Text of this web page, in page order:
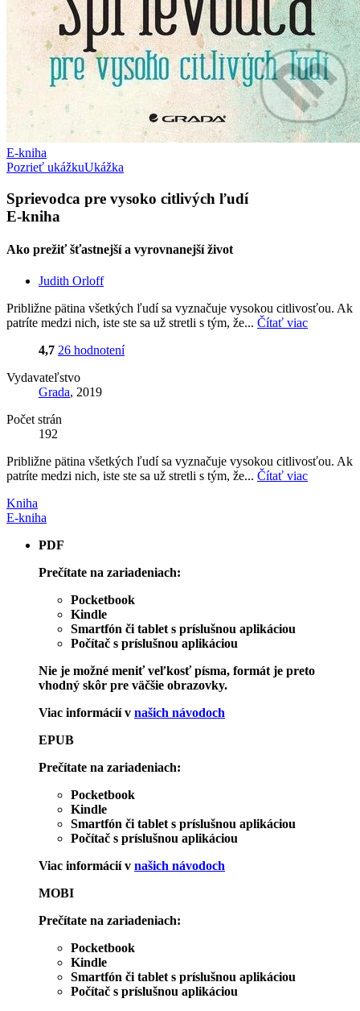
E-kniha
Pozrieť ukážkuUkážka
Sprievodca pre vysoko citlivých ľudí
E-kniha
Ako prežiť šťastnejší a vyrovnanejší život
Judith Orloff
Približne pätina všetkých ľudí sa vyznačuje vysokou citlivosťou. Ak
patríte medzi nich, iste ste sa už stretli s tým, že... Čítať viac
4,7 26 hodnotení
Vydavateľstvo
Grada, 2019
Počet strán
192
Približne pätina všetkých ľudí sa vyznačuje vysokou citlivosťou. Ak
patríte medzi nich, iste ste sa už stretli s tým, že... Čítať viac
Kniha
E-kniha
PDF
Prečítate na zariadeniach:
Pocketbook
Kindle
Smartfón či tablet s príslušnou aplikáciou
Počítač s príslušnou aplikáciou
Nie je možné meniť veľkosť písma, formát je preto
vhodný skôr pre väčšie obrazovky.
Viac informácií v našich návodoch
EPUB
Prečítate na zariadeniach:
Pocketbook
Kindle
Smartfón či tablet s príslušnou aplikáciou
Počítač s príslušnou aplikáciou
Viac informácií v našich návodoch
MOBI
Prečítate na zariadeniach:
Pocketbook
Kindle
Smartfón či tablet s príslušnou aplikáciou
Počítač s príslušnou aplikáciou